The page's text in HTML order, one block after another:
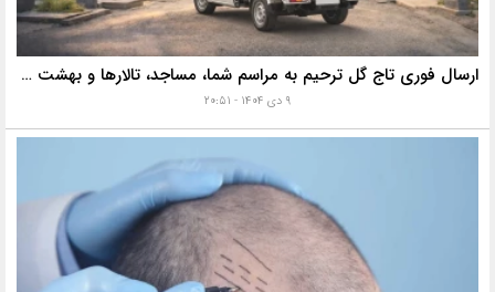
ارسال فوری تاج گل ترحیم به مراسم شما، مساجد، تالارها و بهشت زهرا با خدمات ویژه
۹ دی ۱۴۰۴ - ۲۰:۵۱